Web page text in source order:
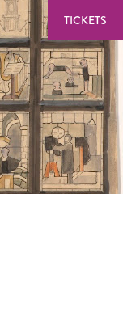
TICKETS